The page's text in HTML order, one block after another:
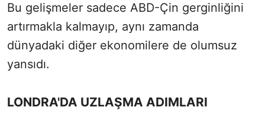
Bu gelişmeler sadece ABD-Çin gerginliğini
artırmakla kalmayıp, aynı zamanda
dünyadaki diğer ekonomilere de olumsuz
yansıdı.
LONDRA'DA UZLAŞMA ADIMLARI